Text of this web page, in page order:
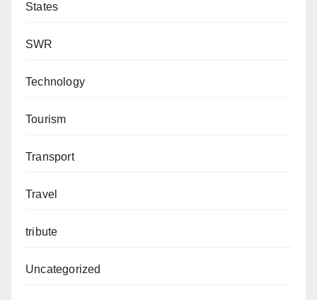
States
SWR
Technology
Tourism
Transport
Travel
tribute
Uncategorized